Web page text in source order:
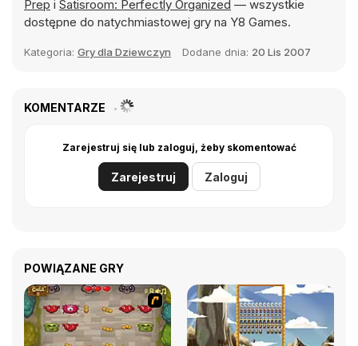
Prep i Satisroom: Perfectly Organized — wszystkie
dostępne do natychmiastowej gry na Y8 Games.
Kategoria: Gry dla Dziewczyn Dodane dnia: 20 Lis 2007
KOMENTARZE
Zarejestruj się lub zaloguj, żeby skomentować
Zarejestruj Zaloguj
POWIĄZANE GRY